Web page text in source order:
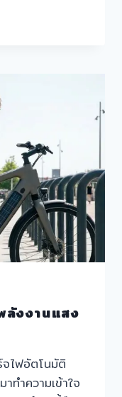
งงานแสง
ไฟอัตโนมัติ
ำความเข้าใจ